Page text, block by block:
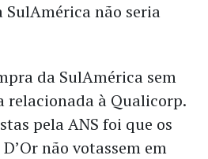
SulAmérica não seria
da SulAmérica sem
relacionada à Qualicorp.
pela ANS foi que os
não votassem em